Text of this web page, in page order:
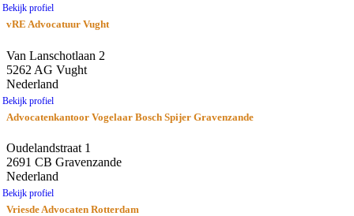
Bekijk profiel
vRE Advocatuur Vught
Van Lanschotlaan 2
5262 AG Vught
Nederland
Bekijk profiel
Advocatenkantoor Vogelaar Bosch Spijer Gravenzande
Oudelandstraat 1
2691 CB Gravenzande
Nederland
Bekijk profiel
Vriesde Advocaten Rotterdam